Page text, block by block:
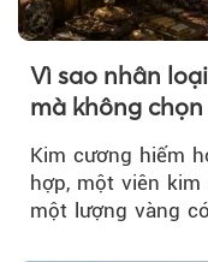
Vì sao nhân
mà không
Kim cương hiếm
hợp, một viên
một lượng vàng